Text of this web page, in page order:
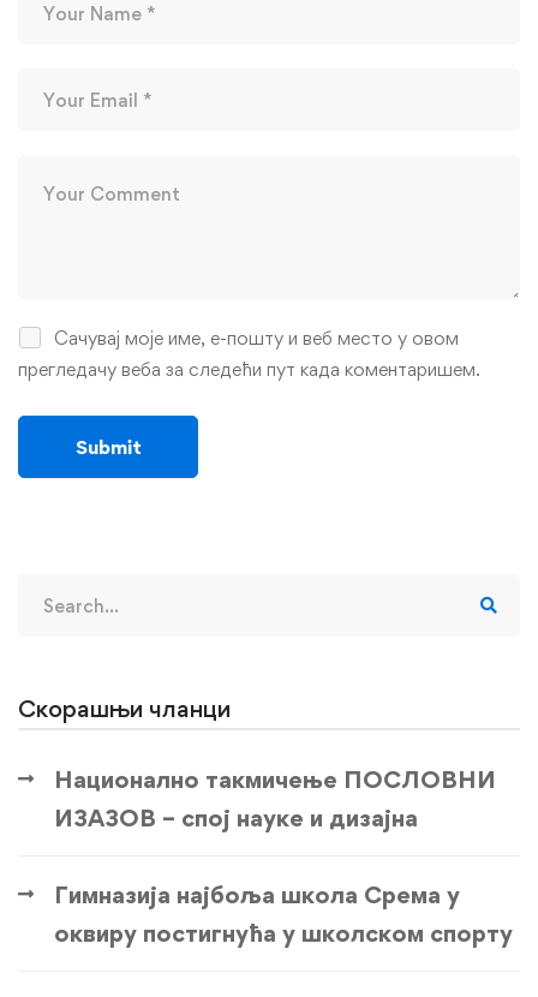
Сачувај моје име, е-пошту и веб место у овом
прегледачу веба за следећи пут када коментаришем.
for:
Скорашњи чланци
Национално такмичење ПОСЛОВНИ
ИЗАЗОВ – спој науке и дизајна
Гимназија најбоља школа Срема у
оквиру постигнућа у школском спорту